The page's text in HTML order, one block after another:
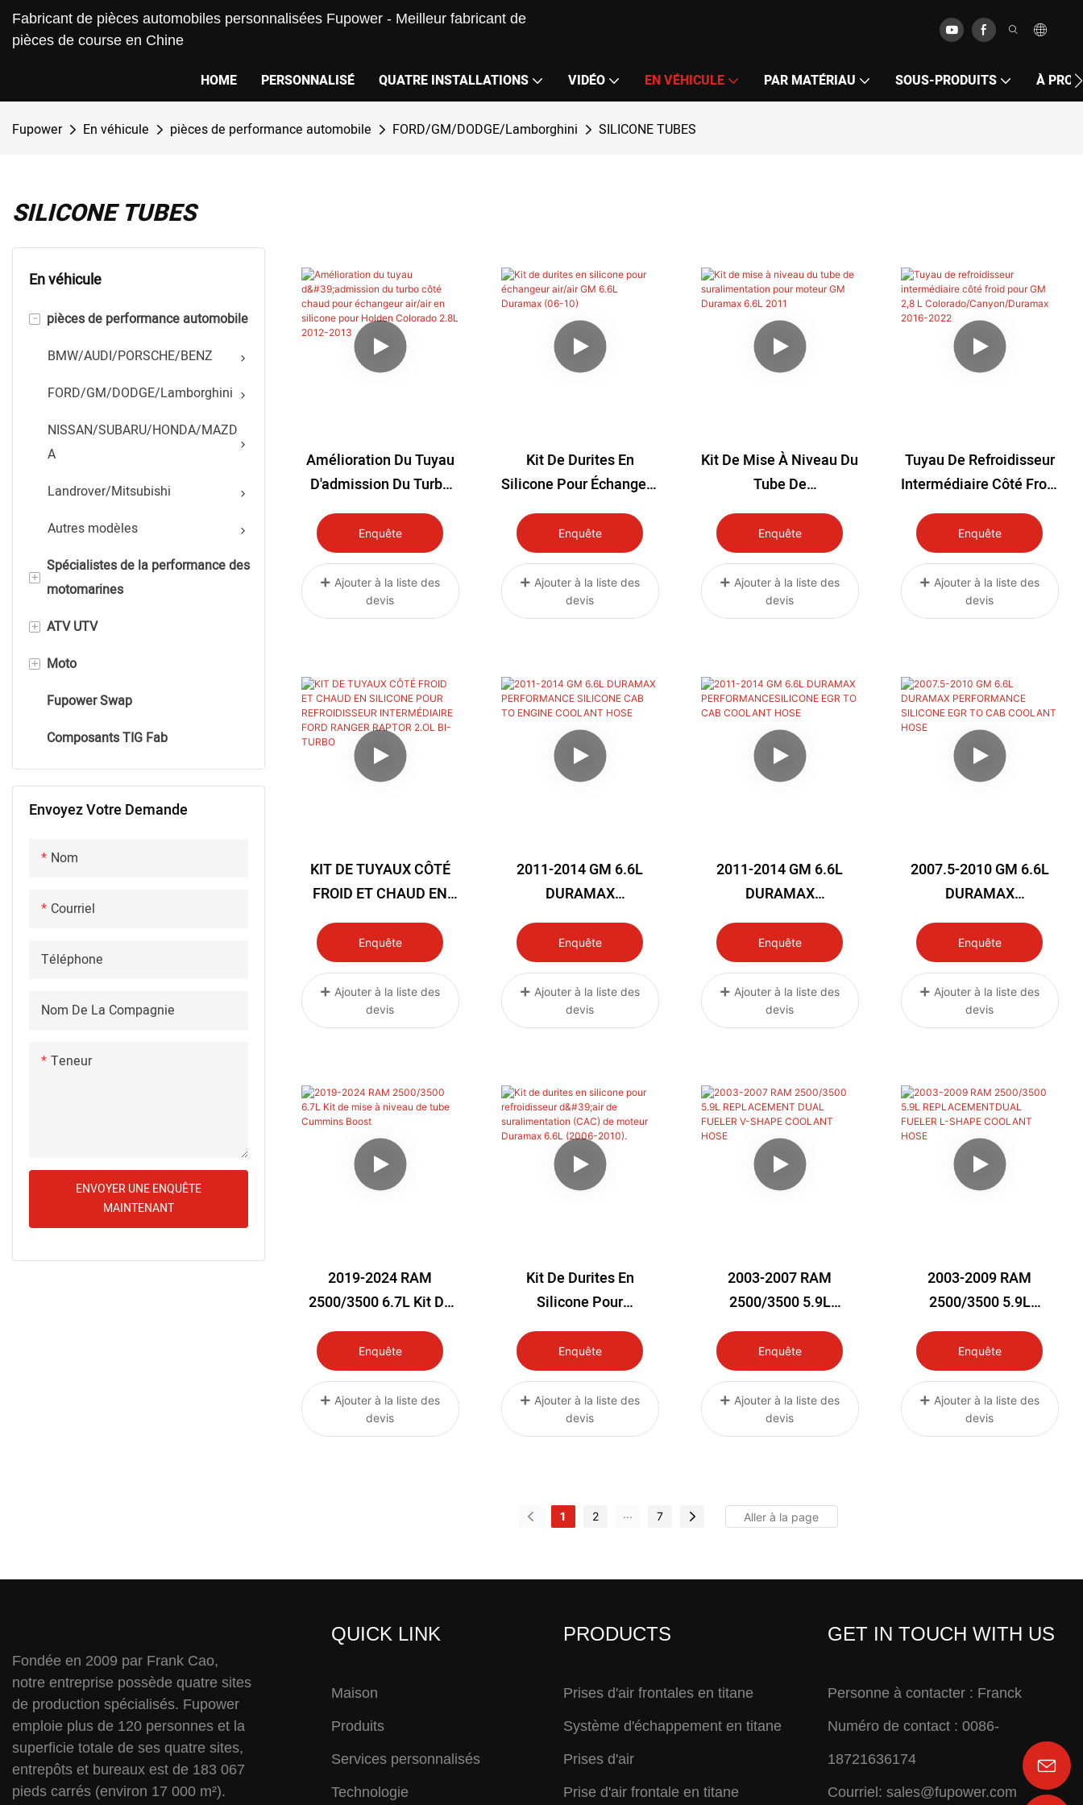
Fabricant de pièces automobiles personnalisées Fupower - Meilleur fabricant de
pièces de course en Chine
HOME PERSONNALISÉ QUATRE INSTALLATIONS VIDÉO EN VÉHICULE PAR MATÉRIAU SOUS-PRODUITS À
Fupower En véhicule pièces de performance automobile FORD/GM/DODGE/Lamborghini SILICONE TUBES
SILICONE TUBES
En véhicule
-
pièces de performance automobile
BMW/AUDI/PORSCHE/BENZ
FORD/GM/DODGE/Lamborghini
NISSAN/SUBARU/HONDA/MAZD
A
Landrover/Mitsubishi
Autres modèles
+
Spécialistes de la performance des
motomarines
Seadoo
Yamaha
kawasaki
planche de surf
+ ATV UTV
YAMAHA,CANAM,POLARIS,CFMO
+ Moto
HONDA BMW KAWASAKI KTM
Fupower Swap
Composants TIG Fab
Envoyez Votre Demande
Nom
Courriel
Téléphone
Nom De La Compagnie
Teneur
ENVOYER UNE ENQUÊTE
MAINTENANT
Amélioration Du Tuyau
D'admission Du Turbo
Côté Chaud Pour
Échangeur Air/air En
Silicone Pour Holden
Colorado 2.8L 2012-
2013
Enquête
Ajouter à la liste des
devis
Kit De Durites En
Silicone Pour Échangeur
Air/air GM 6.6L
Duramax (06-10)
Enquête
Ajouter à la liste des
devis
Kit De Mise À Niveau Du
Tube De
Suralimentation Pour
Moteur GM Duramax
6.6L 2011
Enquête
Ajouter à la liste des
devis
Tuyau De Refroidisseur
Intermédiaire Côté Froid
Pour GM 2,8 L
Colorado/Canyon/Dura
Max 2016-2022
Enquête
Ajouter à la liste des
devis
KIT DE TUYAUX CÔTÉ
FROID ET CHAUD EN
SILICONE POUR
REFROIDISSEUR
INTERMÉDIAIRE FORD
RANGER RAPTOR 2.OL
BI-TURBO
Enquête
Ajouter à la liste des
devis
2011-2014 GM 6.6L
DURAMAX
PERFORMANCE
SILICONE CAB TO
ENGINE COOLANT
HOSE
Enquête
Ajouter à la liste des
devis
2011-2014 GM 6.6L
DURAMAX
PERFORMANCESILICO
NE EGR TO
CAB COOLANT HOSE
Enquête
Ajouter à la liste des
devis
2007.5-2010 GM 6.6L
DURAMAX
PERFORMANCE
SILICONE EGR TO CAB
COOLANT HOSE
Enquête
Ajouter à la liste des
devis
2019-2024 RAM
2500/3500 6.7L Kit De
Mise À Niveau De Tube
Cummins Boost
Enquête
Ajouter à la liste des
devis
Kit De Durites En
Silicone Pour
Refroidisseur D'air De
Suralimentation (CAC)
De Moteur Duramax
6.6L (2006-2010).
Enquête
Ajouter à la liste des
devis
2003-2007 RAM
2500/3500 5.9L
REPLACEMENT DUAL
FUELER V-SHAPE
COOLANT HOSE
Enquête
Ajouter à la liste des
devis
2003-2009 RAM
2500/3500 5.9L
REPLACEMENTDUAL
FUELER L-SHAPE
COOLANT HOSE
Enquête
Ajouter à la liste des
devis
1 2 ... 7
Fondée en 2009 par Frank Cao,
notre entreprise possède quatre sites
de production spécialisés. Fupower
emploie plus de 120 personnes et la
superficie totale de ses quatre sites,
entrepôts et bureaux est de 183 067
pieds carrés (environ 17 000 m²).
QUICK LINK
Maison
Produits
Services personnalisés
Technologie
PRODUCTS
Prises d'air frontales en titane
Système d'échappement en titane
Prises d'air
Prise d'air frontale en titane
GET IN TOUCH WITH US
Personne à contacter : Franck
Numéro de contact : 0086-
18721636174
Courriel: sales@fupower.com